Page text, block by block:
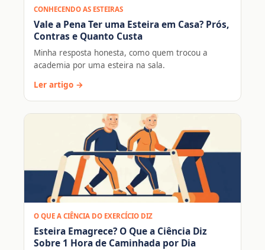
CONHECENDO AS ESTEIRAS
Vale a Pena Ter uma Esteira em Casa? Prós,
Contras e Quanto Custa
Minha resposta honesta, como quem trocou a
academia por uma esteira na sala.
Ler artigo →
O QUE A CIÊNCIA DO EXERCÍCIO DIZ
Esteira Emagrece? O Que a Ciência Diz
Sobre 1 Hora de Caminhada por Dia